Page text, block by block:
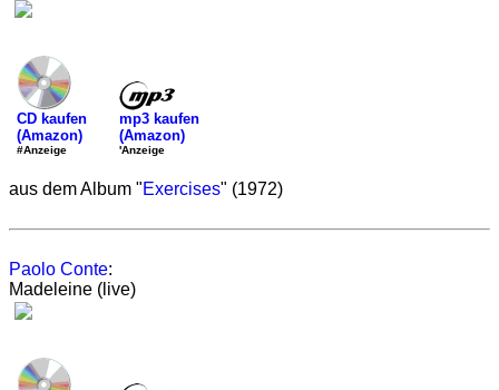
CD kaufen
(Amazon)
#Anzeige
mp3 kaufen
(Amazon)
'Anzeige
aus dem Album "Exercises" (1972)
Paolo Conte:
Madeleine (live)